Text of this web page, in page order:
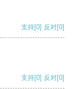
支持[0] 反对[0]
支持[0] 反对[0]